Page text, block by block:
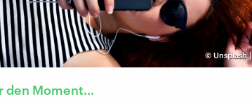
© Unsplash
den Moment...